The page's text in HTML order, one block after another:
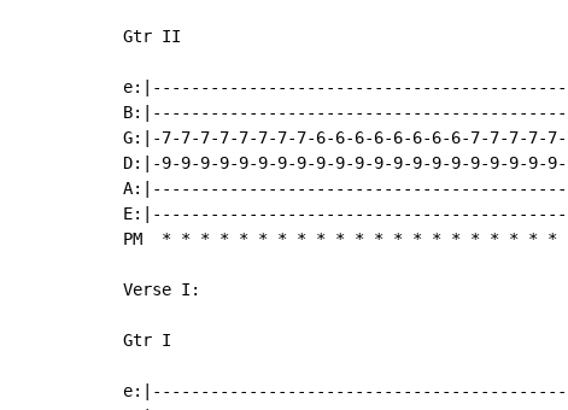
Gtr II
G:|-7-7-7-7-7-7-7-7-6-6-6-6-6-6-6-6-7-7-7-7-
D:|-9-9-9-9-9-9-9-9-9-9-9-9-9-9-9-9-9-9-9-9-
PM * * * * * * * * * * * * * * * * * * * * *
Verse I:
Gtr I